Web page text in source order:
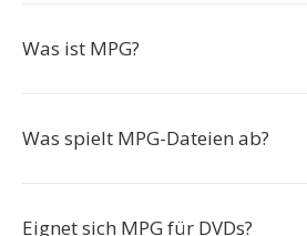
Was ist MPG?
Was spielt MPG-Dateien ab?
Eignet sich MPG für DVDs?